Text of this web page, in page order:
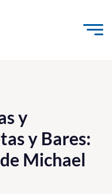
y
y Bares:
Michael